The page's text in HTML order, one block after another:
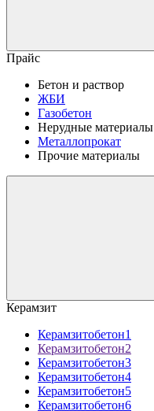
Прайс
Бетон и раствор
ЖБИ
Газобетон
Нерудные материалы
Металлопрокат
Прочие материалы
Керамзит
Керамзитобетон1
Керамзитобетон2
Керамзитобетон3
Керамзитобетон4
Керамзитобетон5
Керамзитобетон6